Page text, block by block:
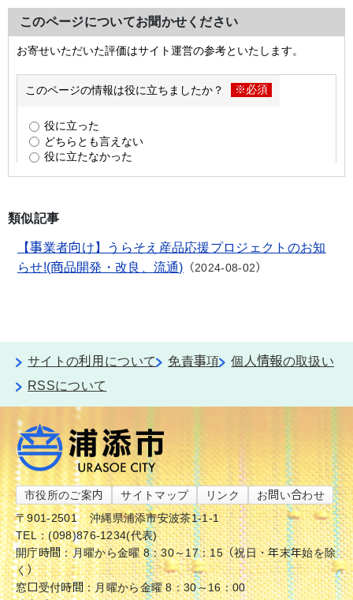
このページについてお聞かせください
類似記事
【事業者向け】うらそえ産品応援プロジェクトのお知
らせ!(商品開発・改良、流通)
2024-08-02
サイトの利用について 免責事項
個人情報の取扱い
RSSについて
市役所のご案内 サイトマップ リンク
お問い合わせ
〒901-2501
沖縄県浦添市安波茶1-1-1
TEL：(098)876-1234(代表)
開庁時間：月曜から金曜 8：30～17：15（祝日・年末年始を除
く）
窓口受付時間：月曜から金曜 8：30～16：00